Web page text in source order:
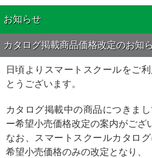
お知らせ
カタログ掲載商品価格改定のお知
日頃よりスマートスクールをご
とうございます。
カタログ掲載中の商品につきま
ー希望小売価格改定の案内がござ
なお、スマートスクールカタロ
希望小売価格のみの改定となり、